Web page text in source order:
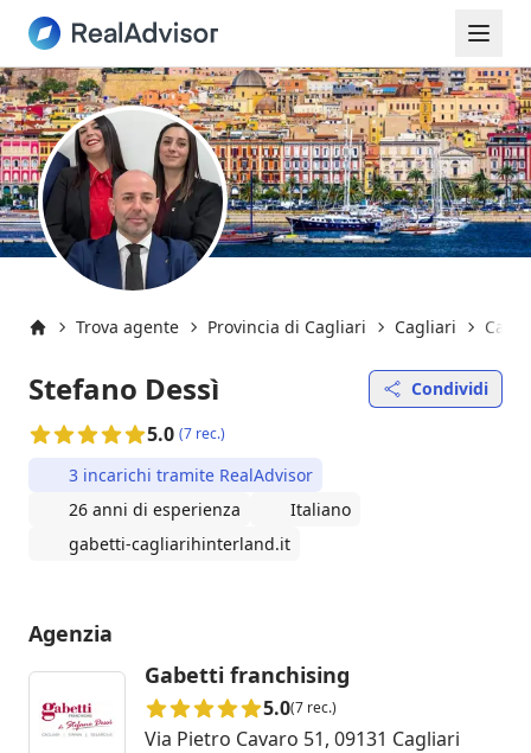
Trova agente Provincia di Cagliari Cagliari
Stefano Dessì Condividi
5.0 (7 rec.)
3 incarichi tramite RealAdvisor
26 anni di esperienza
Italiano
gabetti-cagliarihinterland.it
Agenzia
Gabetti franchising
5.0(7 rec.)
Via Pietro Cavaro 51, 09131 Cagliari